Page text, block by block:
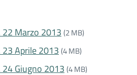
22 Marzo 2013 (2 MB)
Aprile 2013 (4 MB)
Giugno 2013 (4 MB)